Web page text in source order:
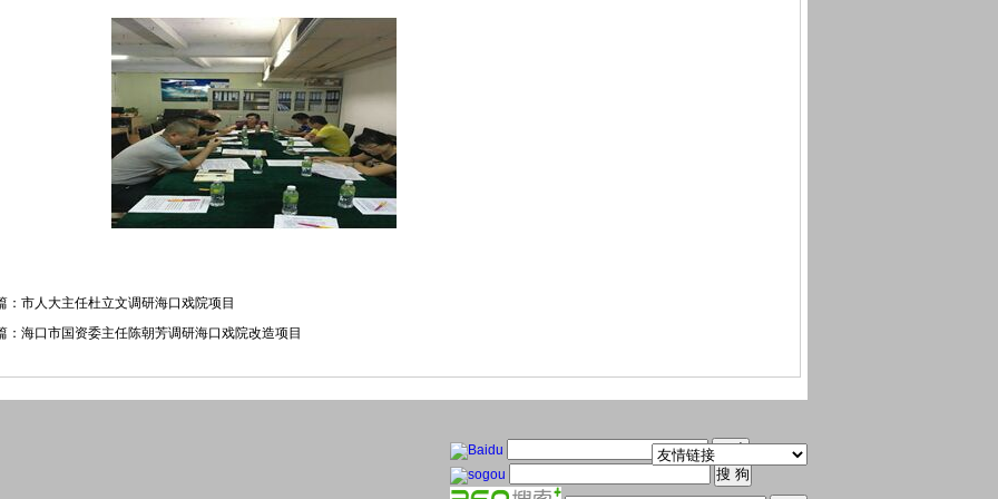
： 市人大主任杜立文调研海口戏院项目
： 海口市国资委主任陈朝芳调研海口戏院改造项目